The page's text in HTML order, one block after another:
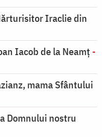
Iraclie din
Iacob de la Neamț -
mama Sfântului
Domnului nostru